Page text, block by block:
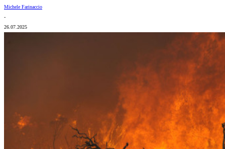
Michele Farinaccio
-
26.07.2025